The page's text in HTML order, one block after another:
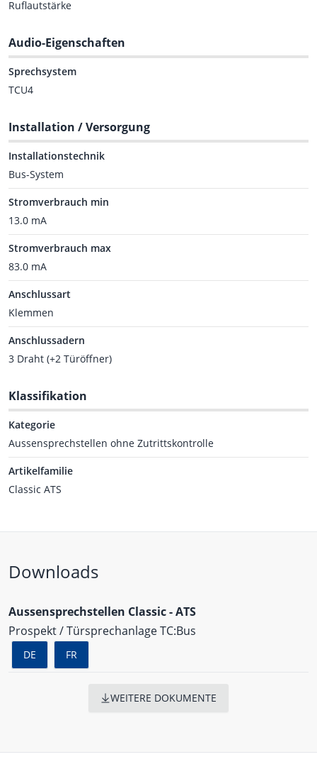
Ruflautstärke
Audio-Eigenschaften
Sprechsystem
TCU4
Installation / Versorgung
Installationstechnik
Bus-System
Stromverbrauch min
13.0 mA
Stromverbrauch max
83.0 mA
Anschlussart
Klemmen
Anschlussadern
3 Draht (+2 Türöffner)
Klassifikation
Kategorie
Aussensprechstellen ohne Zutrittskontrolle
Artikelfamilie
Classic ATS
Downloads
Aussensprechstellen Classic - ATS
Prospekt / Türsprechanlage TC:Bus
DE FR
WEITERE DOKUMENTE